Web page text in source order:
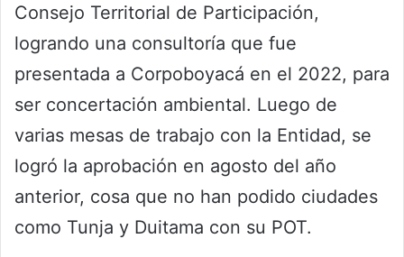
Consejo Territorial de Participación,
logrando una consultoría que fue
presentada a Corpoboyacá en el 2022, para
ser concertación ambiental. Luego de
varias mesas de trabajo con la Entidad, se
logró la aprobación en agosto del año
anterior, cosa que no han podido ciudades
como Tunja y Duitama con su POT.